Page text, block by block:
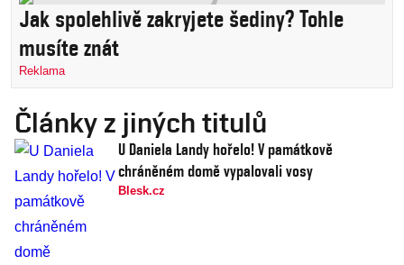
Jak spolehlivě zakryjete šediny? Tohle
musíte znát
Reklama
Články z jiných titulů
U Daniela Landy hořelo! V památkově
chráněném domě vypalovali vosy
Blesk.cz